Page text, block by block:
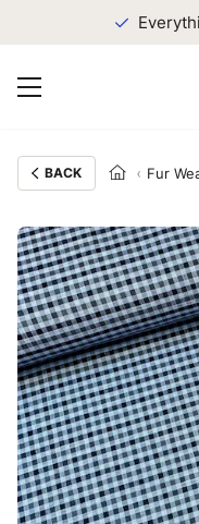
BACK Fur